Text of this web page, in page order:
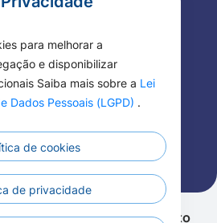
a Prefeitura de Alto
para melhorar a
e disponibilizar
Saiba mais sobre a Lei
Dados Pessoais (LGPD) .
de cookies
de privacidade